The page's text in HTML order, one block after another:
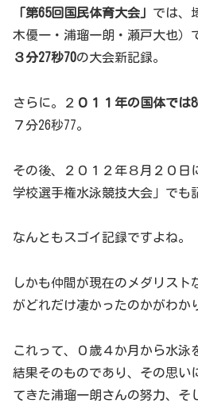
「第65回国民体育大会」 では、
木優一・浦瑠一朗・瀬戸大也）
３分27秒70の大会新記録。
さらに。２ ０１１年の国体では
７分26秒77。
その後、２０１２年８月２０日
学校選手権水泳競技大会」でも
なんともスゴイ記録ですよね。
しかも仲間が現在のメダリスト
がどれだけ凄かったのかがわか
これって、０歳４か月から水泳
結果そのものであり、その思い
てきた浦瑠一朗さんの努力、そ